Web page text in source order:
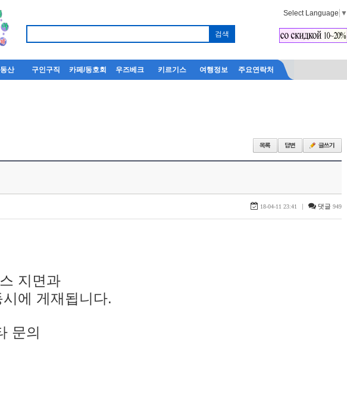
Select Language ▼
산 구인구직 카페/동호회 우즈베크 키르기스 여행정보 주요연락처
18-04-11 23:41 | 댓글 949
지면과
에 게재됩니다.
문의